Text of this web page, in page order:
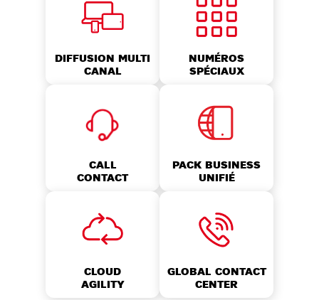
DIFFUSION MULTI
CANAL
NUMÉROS
SPÉCIAUX
CALL
CONTACT
PACK BUSINESS
UNIFIÉ
CLOUD
AGILITY
GLOBAL CONTACT
CENTER